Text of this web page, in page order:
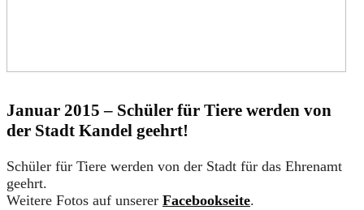
Januar 2015 – Schüler für Tiere werden von
der Stadt Kandel geehrt!
Schüler für Tiere werden von der Stadt für das Ehrenamt
geehrt.
Weitere Fotos auf unserer Facebookseite.